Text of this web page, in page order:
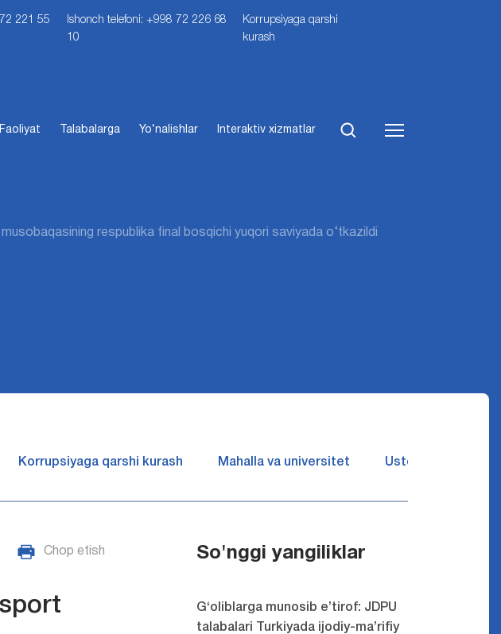
221 55
Ishonch telefoni: +998 72 226 68
10
Korrupsiyaga qarshi
kurash
Faoliyat Talabalarga Yo‘nalishlar Interaktiv xizmatlar
respublika final bosqichi yuqori saviyada o‘tkazildi
Korrupsiyaga qarshi kurash Mahalla va universitet Ustozlar suhbatin
Chop etish So'nggi yangiliklar
G‘oliblarga munosib e’tirof: JDPU
talabalari Turkiyada ijodiy-ma’rifiy